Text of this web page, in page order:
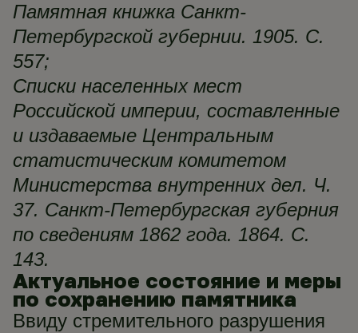
Памятная книжка Санкт-
Петербургской губернии. 1905. С.
557;
Списки населенных мест
Российской империи, составленные
и издаваемые Центральным
статистическим комитетом
Министерства внутренних дел. Ч.
37. Санкт-Петербургская губерния
по сведениям 1862 года. 1864. С.
143.
Актуальное состояние и меры
по сохранению памятника
Ввиду стремительного разрушения